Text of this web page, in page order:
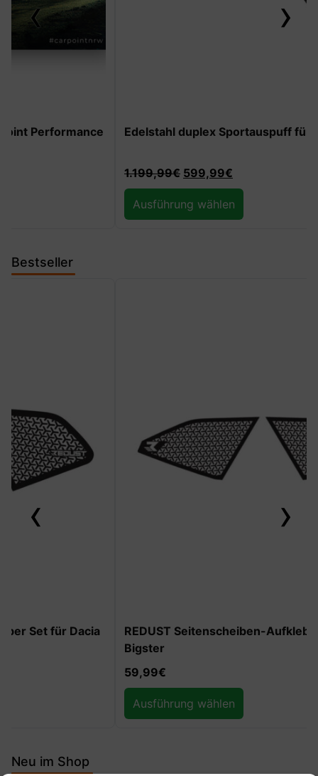
‹
Edelstahl duplex Sportauspuff für Dacia Duster II
€
›
Bestseller
‹
REDUST Seitenscheiben-Aufkleber Set für Dacia
›
Neu im Shop